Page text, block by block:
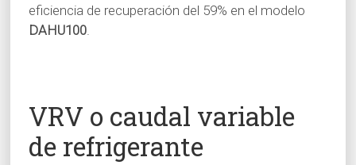
eficiencia de recuperación del 59% en el modelo
DAHU100.
VRV o caudal variable
de refrigerante